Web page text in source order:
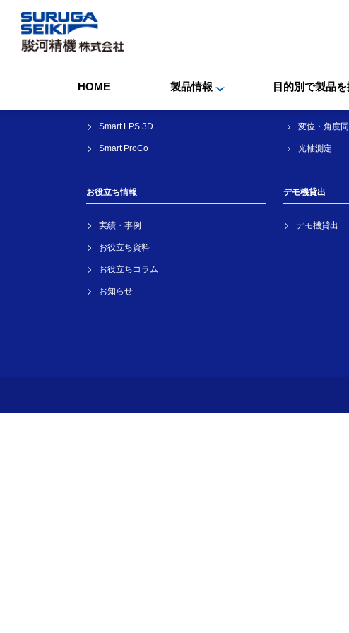
HOME 製品情報 目的別で製品
製品情報
Smart LAC
Smart LPS 3D
Smart ProCo
傾き角度測定
変位・角度
光軸測定
お役立ち情報
実績・事例
お役立ち資料
お役立ちコラム
お知らせ
デモ機貸出
デモ機貸出